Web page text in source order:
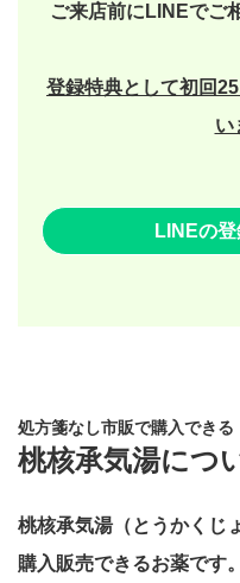
ご来店前にLINEでご
登録特典として初回
い
LINEの
処方箋なし市販で購入できる
桃核承気湯につ
桃核承気湯（とうかくじ
購入販売できるお薬です。